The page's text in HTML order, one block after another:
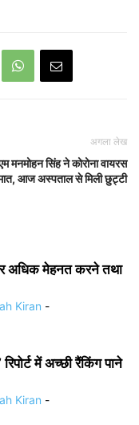
अगला लेख
मनमोहन सिंह ने कोरोना वायरस
आज अस्पताल से मिली छुट्टी
अधिक मेहनत करने तथा
Kiran -
में अच्छी रैंकिंग पाने
Kiran -